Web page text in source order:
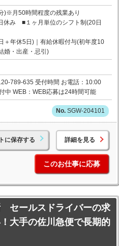
)※月50時間程度の残業あり
休み ■１ヶ月単位のシフト制(20日
＋年休5日)｜有給休暇付与(初年度10
婚・出産・忌引)
789-635 受付時間 お電話：10:00
中 WEB：WEB応募は24時間可能
SGW-204101
に保存する 詳細を見る
このお仕事に応募
ールスドライバーの求
大手の佐川急便で長期的